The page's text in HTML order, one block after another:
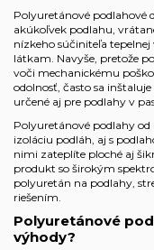
Polyuretánové podlahové
akúkoľvek podlahu,
nízkeho súčiniteľa
látkam. Navyše, pretože
voči mechanickému
odolnosť, často sa
určené aj pre podlahy v
Polyuretánové podlahy
izoláciu podláh, aj s
nimi zateplíte ploché aj
produkt so širokým
polyuretán na podlahy,
riešením.
Polyuretánové
výhody?